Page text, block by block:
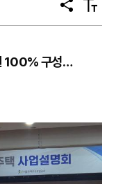
공
유
텍
스
100% 구성…